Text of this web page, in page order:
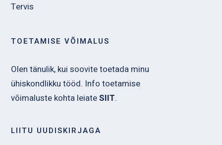
Tervis
TOETAMISE VÕIMALUS
Olen tänulik, kui soovite toetada minu
ühiskondlikku tööd. Info toetamise
võimaluste kohta leiateSIIT.
LIITU UUDISKIRJAGA